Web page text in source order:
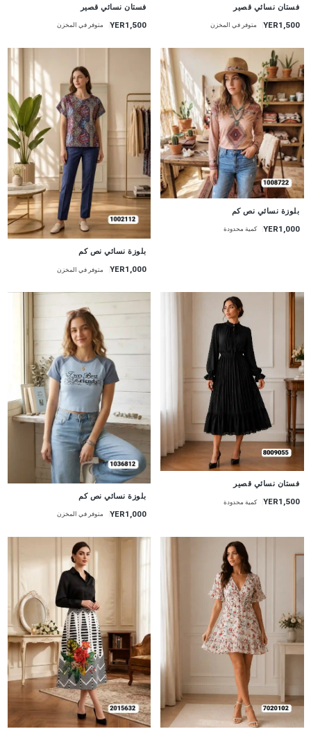
فستان نسائي قصير
YER1,500 متوفر في المخزن
فستان نسائي قصير
YER1,500 متوفر في المخزن
بلوزة نسائي نص كم
YER1,000 كمية محدودة
جديد
بلوزة نسائي نص كم
YER1,000 متوفر في المخزن
جديد
فستان نسائي قصير
YER1,500 كمية محدودة
بلوزة نسائي نص كم
YER1,000 متوفر في المخزن